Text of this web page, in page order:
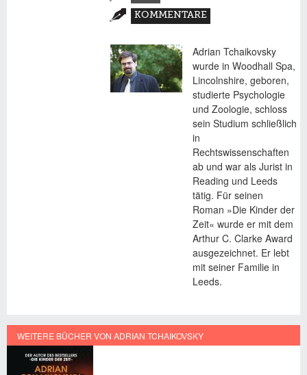
(AKTIVER
REITER)
KOMMENTARE
Adrian Tchaikovsky
wurde in Woodhall Spa,
Lincolnshire, geboren,
studierte Psychologie
und Zoologie, schloss
sein Studium schließlich
in
Rechtswissenschaften
ab und war als Jurist in
Reading und Leeds
tätig. Für seinen
Roman »Die Kinder der
Zeit« wurde er mit dem
Arthur C. Clarke Award
ausgezeichnet. Er lebt
mit seiner Familie in
Leeds.
WEITERE BÜCHER VON ADRIAN TCHAIKOVSKY